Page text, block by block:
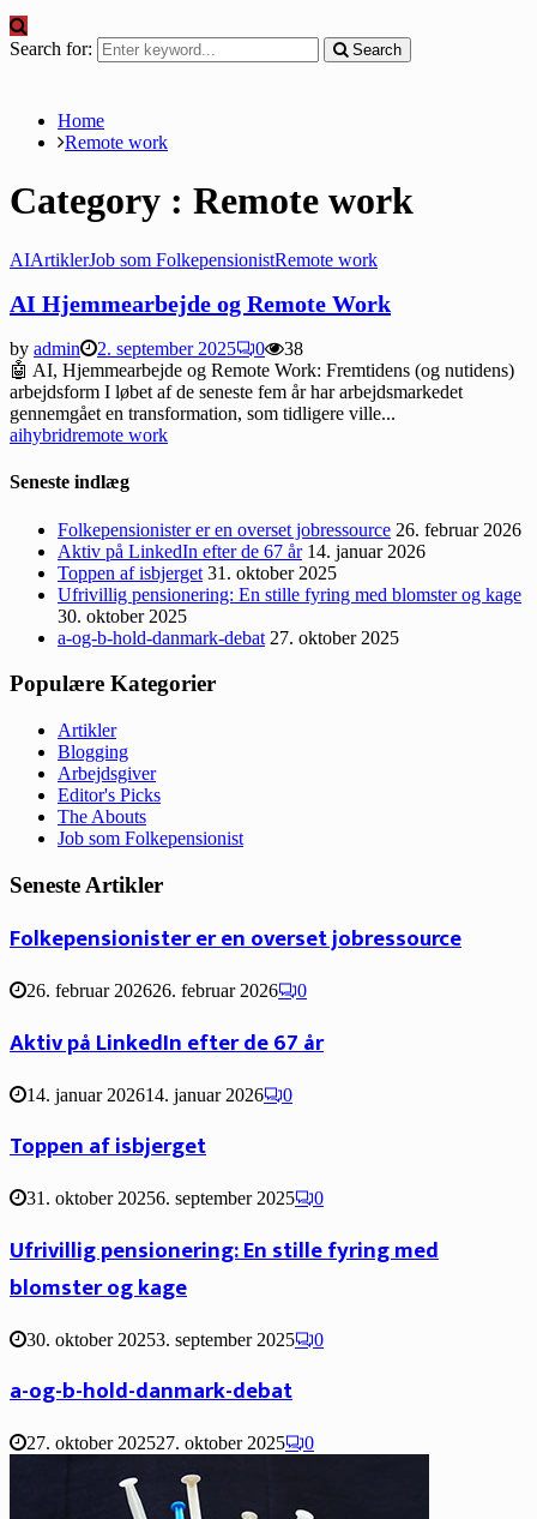
Search for: Search
Home
Remote work
Category : Remote work
AIArtiklerJob som FolkepensionistRemote work
AI Hjemmearbejde og Remote Work
by admin 2. september 2025 0
38
🤖 AI, Hjemmearbejde og Remote Work: Fremtidens (og nutidens)
arbejdsform I løbet af de seneste fem år har arbejdsmarkedet
gennemgået en transformation, som tidligere ville...
aihybridremote work
Seneste indlæg
Folkepensionister er en overset jobressource 26. februar 2026
Aktiv på LinkedIn efter de 67 år 14. januar 2026
Toppen af isbjerget 31. oktober 2025
Ufrivillig pensionering: En stille fyring med blomster og kage
30. oktober 2025
a-og-b-hold-danmark-debat 27. oktober 2025
Populære Kategorier
Artikler
Blogging
Arbejdsgiver
Editor's Picks
The Abouts
Job som Folkepensionist
Seneste Artikler
Folkepensionister er en overset jobressource
26. februar 202626. februar 2026 0
Aktiv på LinkedIn efter de 67 år
14. januar 202614. januar 2026 0
Toppen af isbjerget
31. oktober 20256. september 2025 0
Ufrivillig pensionering: En stille fyring med
blomster og kage
30. oktober 20253. september 2025 0
a-og-b-hold-danmark-debat
27. oktober 202527. oktober 2025 0